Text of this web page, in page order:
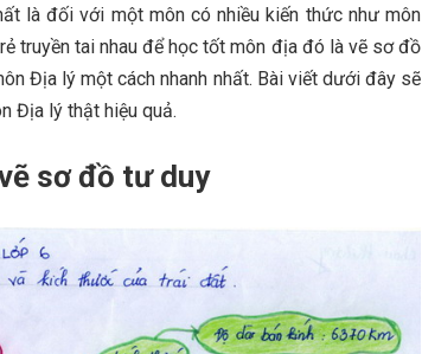
là đối với một môn có nhiều kiến thức như môn
truyền tai nhau để học tốt môn địa đó là vẽ sơ đồ
Địa lý một cách nhanh nhất. Bài viết dưới đây sẽ
Địa lý thật hiệu quả.
sơ đồ tư duy